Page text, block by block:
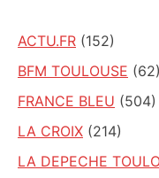
ACTU.FR (152)
BFM TOULOUSE (62)
FRANCE BLEU (504)
LA CROIX (214)
LA DEPECHE